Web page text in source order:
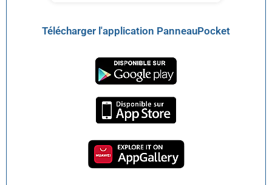
Télécharger l'application PanneauPocket